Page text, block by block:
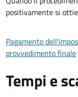
positivamente si
Pagamento
provvedimento finale
Tempi e